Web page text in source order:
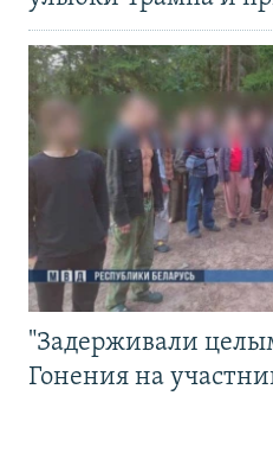
"Задерживали
Гонения на